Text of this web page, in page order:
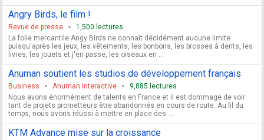
Angry Birds, le film !
Revue de presse
1,500 lectures
La folie mercantile Angy Birds ne connaît décidément aucune limite
puisqu'après les jeux, les vêtements, les bonbons, les brosses à dents, les
livres, les jouets et j'en passe, les oiseaux en ...
Anuman soutient les studios de développement français
Business Anuman Interactive
9,885 lectures
Nous avons énormément de talents en France et il est dommage de voir
tant de projets prometteurs être abandonnés en cours de route. Au fil du
temps, nous avons réussi à mettre en place des ...
KTM Advance mise sur la croissance